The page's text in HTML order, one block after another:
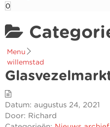
0
Menu
willemstad
Datum: augustus 24, 2021
Door: Richard